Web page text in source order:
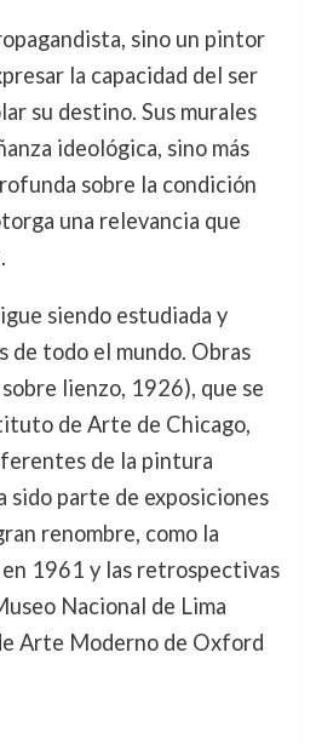
sino un pintor
la capacidad del ser
su destino. Sus murales
ideológica, sino más
sobre la condición
una relevancia que
siendo estudiada y
de todo el mundo. Obras
lienzo, 1926), que se
de Arte de Chicago,
de la pintura
sido parte de exposiciones
renombre, como la
en 1961 y las retrospectivas
Nacional de Lima
Arte Moderno de Oxford